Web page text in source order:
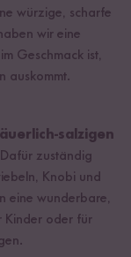
würzige, scharfe
wir eine
Geschmack ist,
auskommt.
salzigen
zuständig
Knobi und
eine wunderbare,
Kinder oder für